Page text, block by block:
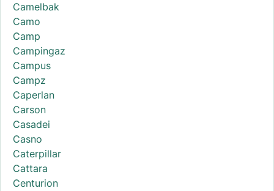
Camelbak
Camo
Camp
Campingaz
Campus
Campz
Caperlan
Carson
Casadei
Casno
Caterpillar
Cattara
Centurion